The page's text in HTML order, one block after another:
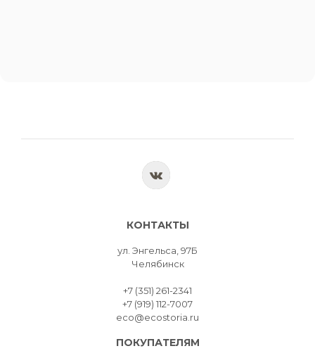
КОНТАКТЫ
ул. Энгельса, 97Б
Челябинск
+7 (351) 261-2341
+7 (919) 112-7007
eco@ecostoria.ru
ПОКУПАТЕЛЯМ